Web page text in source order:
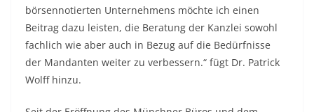
börsennotierten Unternehmens möchte ich einen
Beitrag dazu leisten, die Beratung der Kanzlei sowohl
fachlich wie aber auch in Bezug auf die Bedürfnisse
der Mandanten weiter zu verbessern.“ fügt Dr. Patrick
Wolff hinzu.